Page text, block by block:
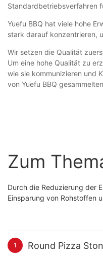
Standardbetriebsverfahren
Yuefu BBQ hat viele hohe
stark darauf konzentrieren,
Wir setzen die Qualität
Um eine hohe Qualität zu
wie sie kommunizieren und
von Yuefu BBQ
Zum
Durch die Reduzierung der
Einsparung von Rohstoffen
1 Round Pizza